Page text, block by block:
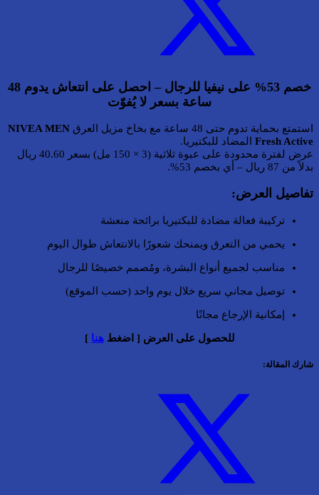
خصم 53% على نيفيا للرجال – احصل على انتعاش يدوم 48
ساعة بسعر لا يُفوّت
استمتع بحماية تدوم حتى 48 ساعة مع بخاخ مزيل العرق
NIVEA MEN
Fresh Active المضاد للبكتيريا.
عرض لفترة محدودة على عبوة ثلاثية (3 × 150 مل) بسعر 40.60 ريال
بدلاً من 87 ريال – أي بخصم 53%.
تفاصيل العرض:
تركيبة فعالة مضادة للبكتيريا برائحة منعشة
يحمي من التعرق ويمنحك شعورًا بالانتعاش طوال اليوم
مناسب لجميع أنواع البشرة، ومُصمم خصيصًا للرجال
توصيل مجاني سريع خلال يوم واحد (حسب الموقع)
إمكانية الإرجاع مجانًا
للحصول على العرض [ اضغطهنا ]
شارك المقالة: